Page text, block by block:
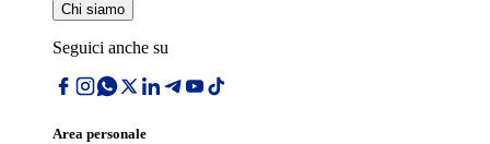
Chi siamo
Seguici anche su
Area personale